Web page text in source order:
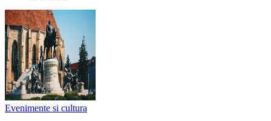
Evenimente si cultura